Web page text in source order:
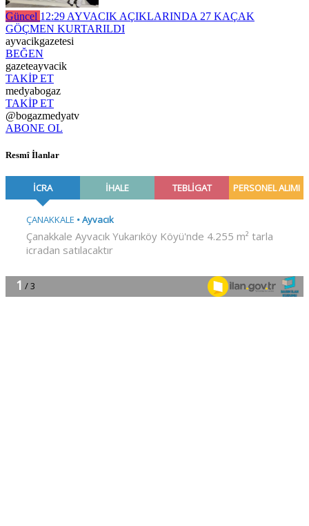
Güncel 12:29 AYVACIK AÇIKLARINDA 27 KAÇAK
GÖÇMEN KURTARILDI
ayvacikgazetesi
BEĞEN
gazeteayvacik
TAKİP ET
medyabogaz
TAKİP ET
@bogazmedyatv
ABONE OL
Resmî İlanlar